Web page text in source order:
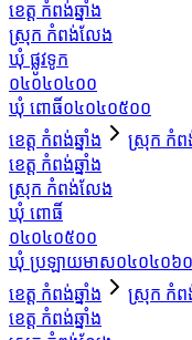
ខេត្ត កំពង់ឆ្នាំង
ស្រុក កំពង់លែង
ឃុំ ផ្លូវទូក
០៤០៤០៤០០
ឃុំ ពោធិ៍០៤០៤០៥០០
ខេត្ត កំពង់ឆ្នាំង
ស្រុក កំព
ខេត្ត កំពង់ឆ្នាំង
ស្រុក កំពង់លែង
ឃុំ ពោធិ៍
០៤០៤០៥០០
ឃុំ ប្រឡាយមាស០៤០៤០៦
ខេត្ត កំពង់ឆ្នាំង
ស្រុក កំព
ខេត្ត កំពង់ឆ្នាំង